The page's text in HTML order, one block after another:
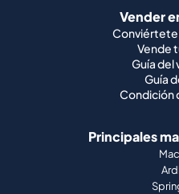
Vender
Vende
Guía del
Guía
Condición
Principales